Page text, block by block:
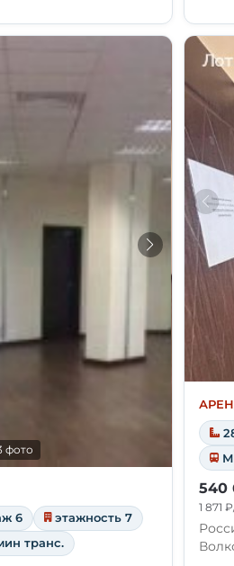
фото
6
этажность 7
транс.
540
1 871